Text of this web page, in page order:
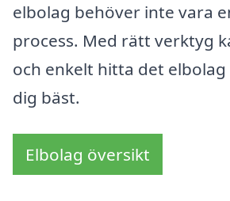
elbolag behöver inte vara
process. Med rätt verktyg
och enkelt hitta det elbolag
dig bäst.
Elbolag översikt